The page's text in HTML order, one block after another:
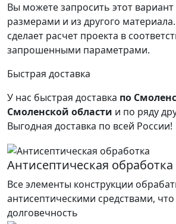
Вы можете запросить этот вариант
размерами и из другого материала.
сделает расчет проекта в
запрошенными параметрами.
Быстрая доставка
У нас быстрая доставка по
Смоленской области и по ряду
Выгодная доставка по всей России!
Антисептическая обработка
Все элементы конструкции
антисептическими средствами,
долговечность